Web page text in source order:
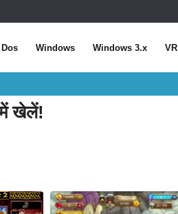
Dos Windows Windows 3.x VR
में खेलें!